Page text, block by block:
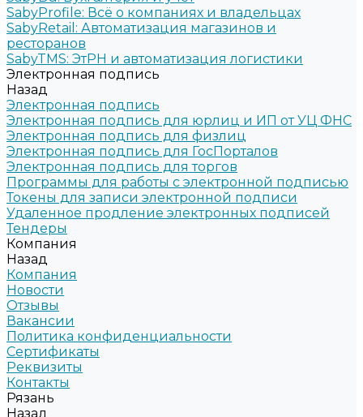
SabyProfile: Всё о компаниях и владельцах
SabyRetail: Автоматизация магазинов и
ресторанов
SabyTMS: ЭтРН и автоматизация логистики
Электронная подпись
Назад
Электронная подпись
Электронная подпись для юрлиц и ИП от УЦ ФНС
Электронная подпись для физлиц
Электронная подпись для ГосПорталов
Электронная подпись для торгов
Программы для работы с электронной подписью
Токены для записи электронной подписи
Удаленное продление электронных подписей
Тендеры
Компания
Назад
Компания
Новости
Отзывы
Вакансии
Политика конфиденциальности
Сертификаты
Реквизиты
Контакты
Рязань
Назад